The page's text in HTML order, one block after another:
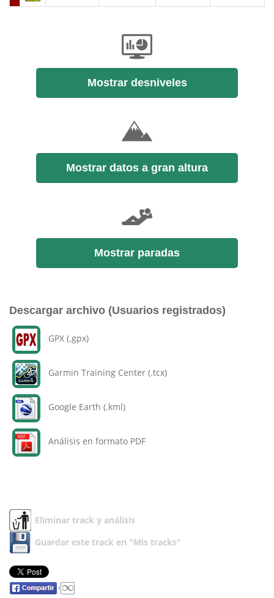
Mostrar desniveles
Mostrar datos a gran altura
Mostrar paradas
Descargar archivo (Usuarios registrados)
GPX (.gpx)
Garmin Training Center (.tcx)
Google Earth (.kml)
Análisis en formato PDF
Eliminar track y análisis
Guardar este track en "Mis tracks"